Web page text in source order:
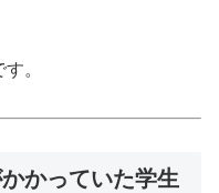
。
かっていた学生